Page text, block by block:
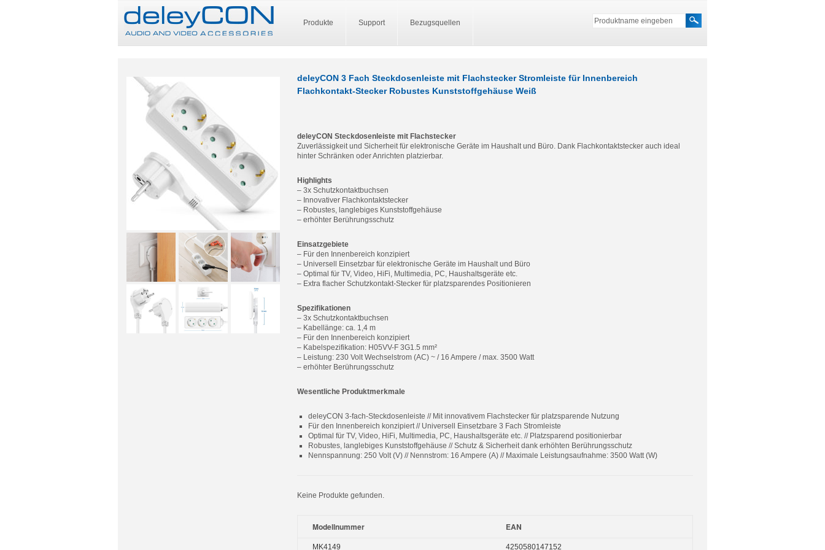
Produkte Support Bezugsquellen
deleyCON 3 Fach Steckdosenleiste mit Flachstecker Stromleiste für Innenbereich
Flachkontakt-Stecker Robustes Kunststoffgehäuse Weiß
deleyCON Steckdosenleiste mit Flachstecker
Zuverlässigkeit und Sicherheit für elektronische Geräte im Haushalt und Büro. Dank Flachkontaktstecker auch ideal
hinter Schränken oder Anrichten platzierbar.
Highlights
– 3x Schutzkontaktbuchsen
– Innovativer Flachkontaktstecker
– Robustes, langlebiges Kunststoffgehäuse
– erhöhter Berührungsschutz
Einsatzgebiete
– Für den Innenbereich konzipiert
– Universell Einsetzbar für elektronische Geräte im Haushalt und Büro
– Optimal für TV, Video, HiFi, Multimedia, PC, Haushaltsgeräte etc.
– Extra flacher Schutzkontakt-Stecker für platzsparendes Positionieren
Spezifikationen
– 3x Schutzkontaktbuchsen
– Kabellänge: ca. 1,4 m
– Für den Innenbereich konzipiert
– Kabelspezifikation: H05VV-F 3G1.5 mm²
– Leistung: 230 Volt Wechselstrom (AC) ~ / 16 Ampere / max. 3500 Watt
– erhöhter Berührungsschutz
Wesentliche Produktmerkmale
deleyCON 3-fach-Steckdosenleiste // Mit innovativem Flachstecker für platzsparende Nutzung
Für den Innenbereich konzipiert // Universell Einsetzbare 3 Fach Stromleiste
Optimal für TV, Video, HiFi, Multimedia, PC, Haushaltsgeräte etc. // Platzsparend positionierbar
Robustes, langlebiges Kunststoffgehäuse // Schutz & Sicherheit dank erhöhten Berührungsschutz
Nennspannung: 250 Volt (V) // Nennstrom: 16 Ampere (A) // Maximale Leistungsaufnahme: 3500 Watt (W)
Keine Produkte gefunden.
Modellnummer EAN
MK4149 4250580147152